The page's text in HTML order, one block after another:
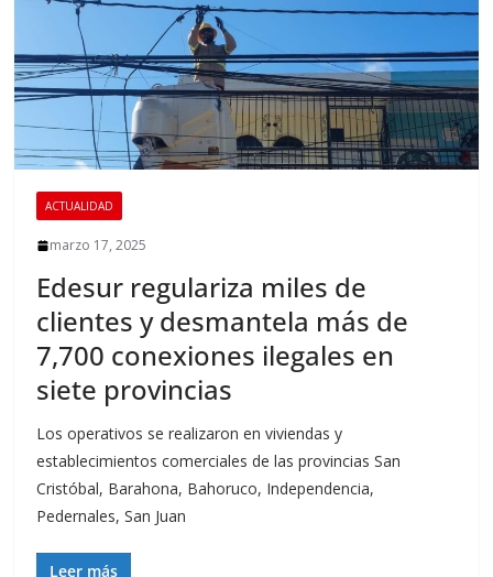
ACTUALIDAD
marzo 17, 2025
Edesur regulariza miles de
clientes y desmantela más de
7,700 conexiones ilegales en
siete provincias
Los operativos se realizaron en viviendas y
establecimientos comerciales de las provincias San
Cristóbal, Barahona, Bahoruco, Independencia,
Pedernales, San Juan
Leer más